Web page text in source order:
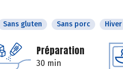
Sans gluten Sans porc Hiver
Préparation
30 min